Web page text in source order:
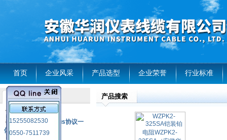
首页 企业风采 产品选型 企业荣誉 行业标准
15255082530
0550-7511739
产品列表
风电温度传感器
RS485通讯modbus协议一
体化现场智能仪表
产品搜索